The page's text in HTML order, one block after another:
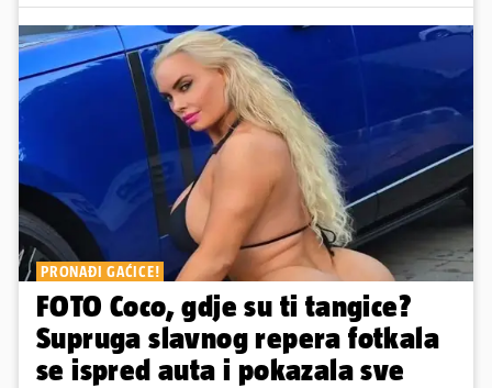
PRONAĐI GAĆICE!
FOTO Coco, gdje su ti tangice?
Supruga slavnog repera fotkala
se ispred auta i pokazala sve